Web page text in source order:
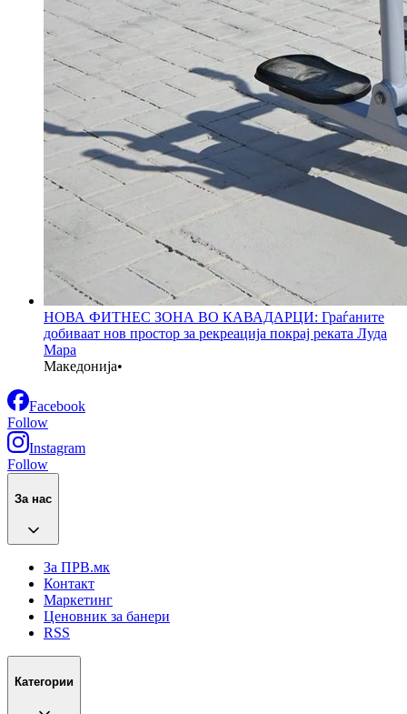
НОВА ФИТНЕС ЗОНА ВО КАВАДАРЦИ: Граѓаните
добиваат нов простор за рекреација покрај реката Луда
Мара
Македонија•
Facebook
Follow
Instagram
Follow
За нас
За ПРВ.мк
Контакт
Маркетинг
Ценовник за банери
RSS
Категории